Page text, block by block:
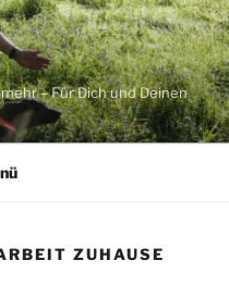
– Für Dich und Deinen
ZUHAUSE